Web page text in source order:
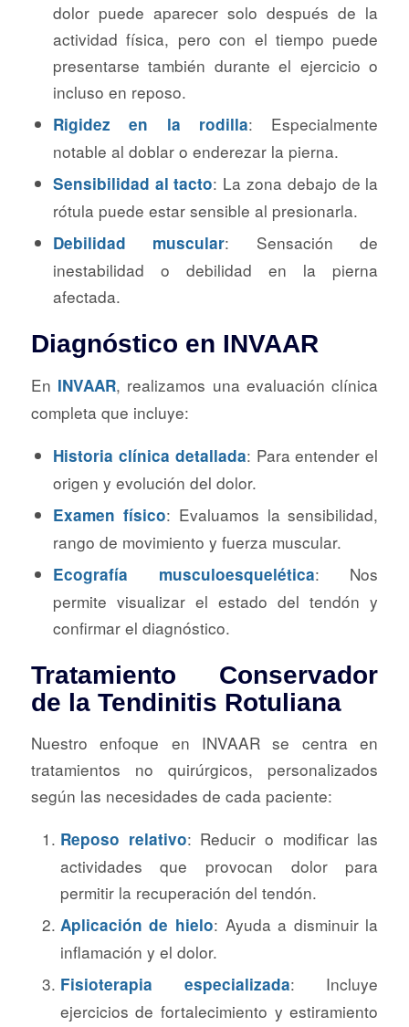
dolor puede aparecer solo después de la
actividad física, pero con el tiempo puede
presentarse también durante el ejercicio o
incluso en reposo.
Rigidez en la rodilla: Especialmente
notable al doblar o enderezar la pierna.
Sensibilidad al tacto: La zona debajo de la
rótula puede estar sensible al presionarla.
Debilidad muscular: Sensación de
inestabilidad o debilidad en la pierna
afectada.
Diagnóstico en INVAAR
En INVAAR, realizamos una evaluación clínica
completa que incluye:
Historia clínica detallada: Para entender el
origen y evolución del dolor.
Examen físico: Evaluamos la sensibilidad,
rango de movimiento y fuerza muscular.
Ecografía musculoesquelética: Nos
permite visualizar el estado del tendón y
confirmar el diagnóstico.
Tratamiento Conservador
de la Tendinitis Rotuliana
Nuestro enfoque en INVAAR se centra en
tratamientos no quirúrgicos, personalizados
según las necesidades de cada paciente:
Reposo relativo: Reducir o modificar las
actividades que provocan dolor para
permitir la recuperación del tendón.
Aplicación de hielo: Ayuda a disminuir la
inflamación y el dolor.
Fisioterapia especializada: Incluye
ejercicios de fortalecimiento y estiramiento